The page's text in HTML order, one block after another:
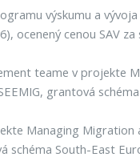
výskumu a
ocenený cenou SAV
teame v projekte
grantová
Managing Migration
schéma South-East